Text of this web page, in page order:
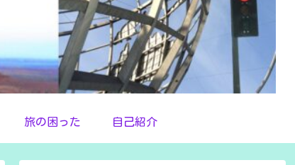
旅の困った 自己紹介